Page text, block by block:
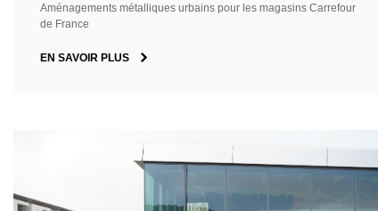
Aménagements métalliques urbains pour les magasins Carrefour
de France
EN SAVOIR PLUS